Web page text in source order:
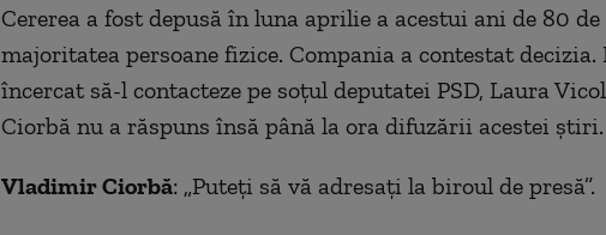
Cererea a fost depusă în luna aprilie a acestui ani de 80
majoritatea persoane fizice. Compania a contestat decizia.
încercat să-l contacteze pe soțul deputatei PSD, Laura
Ciorbă nu a răspuns însă până la ora difuzării acestei știri.
Vladimir Ciorbă: „Puteți să vă adresați la biroul de presă”.